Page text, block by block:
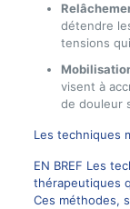
détendre
tensions
visent à
de douleur
Les techniques
EN BREF Les
thérapeutiques
Ces méthodes,